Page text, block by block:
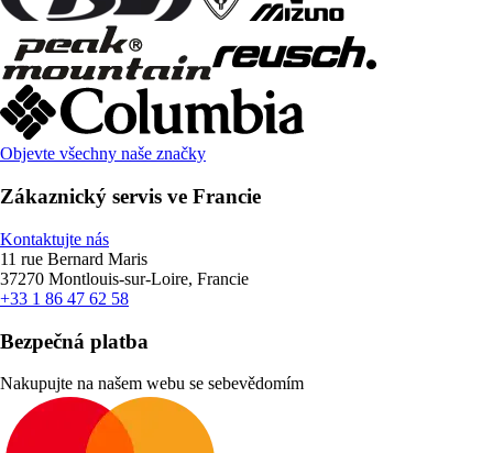
Objevte všechny naše značky
Zákaznický servis ve Francie
Kontaktujte nás
11 rue Bernard Maris
37270 Montlouis-sur-Loire, Francie
+33 1 86 47 62 58
Bezpečná platba
Nakupujte na našem webu se sebevědomím